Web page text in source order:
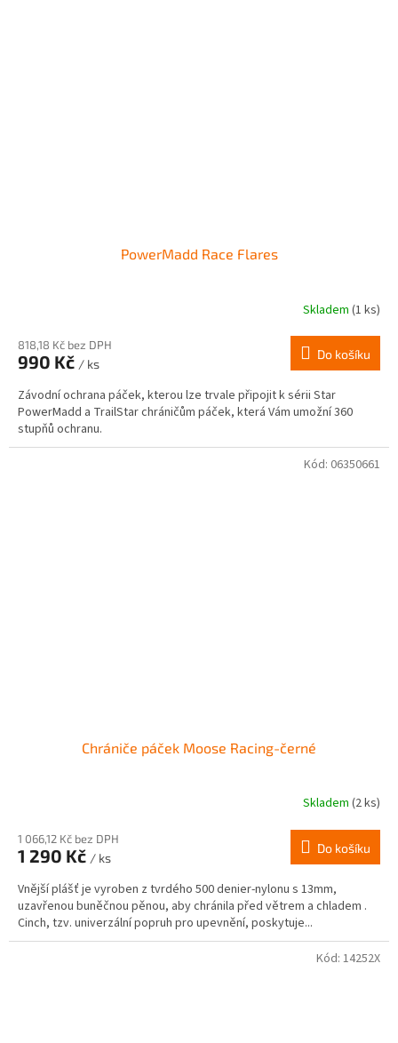
PowerMadd Race Flares
Skladem (1 ks)
818,18 Kč bez DPH
990 Kč / ks
Do košíku
Závodní ochrana páček, kterou lze trvale připojit k sérii Star
PowerMadd a TrailStar chráničům páček, která Vám umožní 360
stupňů ochranu.
Chrániče páček Moose Racing-černé
Skladem (2 ks)
1 066,12 Kč bez DPH
1 290 Kč / ks
Do košíku
Vnější plášť je vyroben z tvrdého 500 denier-nylonu s 13mm,
uzavřenou buněčnou pěnou, aby chránila před větrem a chladem .
Cinch, tzv. univerzální popruh pro upevnění, poskytuje...
Kód: 06350661
Kód: 14252X